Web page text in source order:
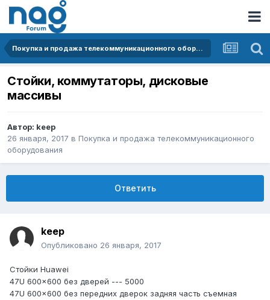
Покупка и продажа телекоммуникационного оборудования
Стойки, коммутаторы, дисковые
массивы
Автор: keep
26 января, 2017 в Покупка и продажа телекоммуникационного
оборудования
Ответить
keep
Опубликовано 26 января, 2017
Стойки Huawei
47U 600x600 без дверей --- 5000
47U 600x600 без передних дверок задняя часть съемная